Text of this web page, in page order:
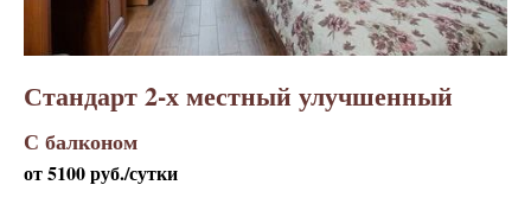
Стандарт 2-х местный улучшенный
С балконом
от 5100 руб./сутки